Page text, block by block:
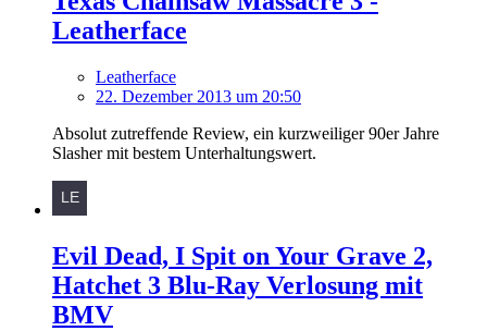
Leatherface
Leatherface
22. Dezember 2013 um 20:50
Absolut zutreffende Review, ein kurzweiliger 90er Jahre
Slasher mit bestem Unterhaltungswert.
Evil Dead, I Spit on Your Grave 2,
Hatchet 3 Blu-Ray Verlosung mit
BMV